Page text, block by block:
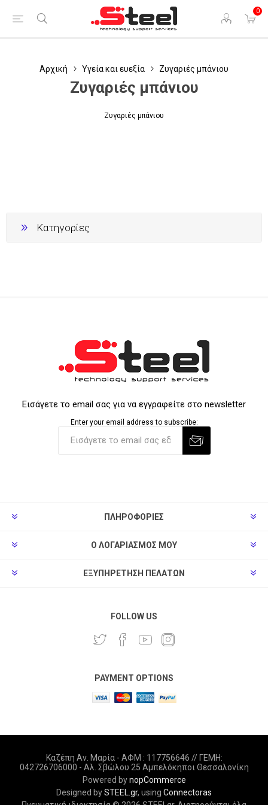
0
Αρχική Υγεία και ευεξία Ζυγαριές μπάνιου
Ζυγαριές μπάνιου
Ζυγαριές μπάνιου
Κατηγορίες
Εισάγετε το email σας για να εγγραφείτε στο newsletter
Enter your email address to subscribe:
ΠΛΗΡΟΦΟΡΊΕΣ
Ο ΛΟΓΑΡΙΑΣΜΌΣ ΜΟΥ
ΕΞΥΠΗΡΈΤΗΣΗ ΠΕΛΑΤΏΝ
FOLLOW US
PAYMENT OPTIONS
Καζέπη Αν. Μαρία - ΑΦΜ : 117756646 // ΓΕΜΗ:
042726706000 - Αλ. Σβώλου 25 Αμπελόκηποι Θεσσαλονίκη
Powered bynopCommerce
Designed bySTEEL.gr, using Connectoras